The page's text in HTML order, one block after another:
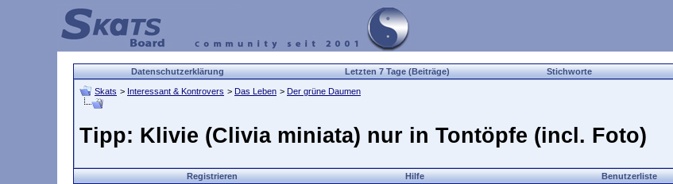
Datenschutzerklärung Letzten 7 Tage (Beiträge) Stichworte
Skats > Interessant & Kontrovers > Das Leben > Der grüne Daumen
Tipp: Klivie (Clivia miniata) nur in Tontöpfe (incl. Foto)
Registrieren Hilfe Benutzerliste